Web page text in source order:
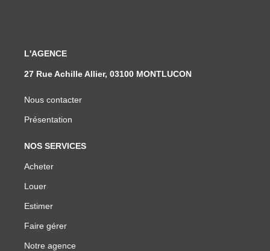
L'AGENCE
27 Rue Achille Allier, 03100 MONTLUCON
Nous contacter
Présentation
NOS SERVICES
Acheter
Louer
Estimer
Faire gérer
Notre agence